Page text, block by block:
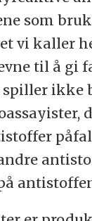
som
vi kaller
til å gi
spiller ikke